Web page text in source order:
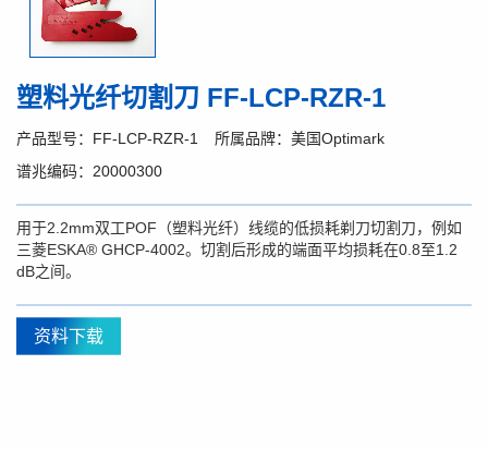
塑料光纤切割刀 FF-LCP-RZR-1
产品型号：FF-LCP-RZR-1
所属品牌：美国Optimark
谱兆编码：20000300
用于2.2mm双工POF（塑料光纤）线缆的低损耗剃刀切割刀，例如
三菱ESKA® GHCP-4002。切割后形成的端面平均损耗在0.8至1.2
dB之间。
资料下载